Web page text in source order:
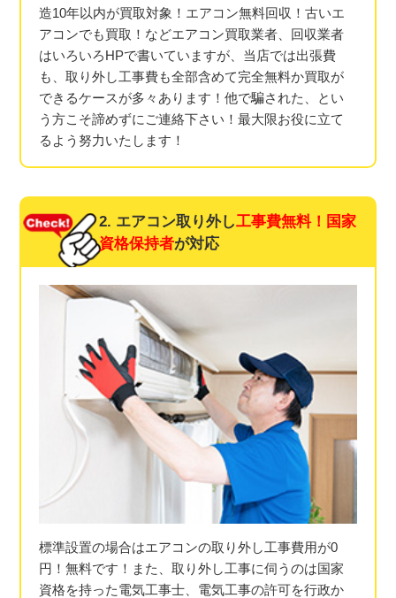
造10年以内が買取対象！エアコン無料回収！古いエ
アコンでも買取！などエアコン買取業者、回収業者
はいろいろHPで書いていますが、当店では出張費
も、取り外し工事費も全部含めて完全無料か買取が
できるケースが多々あります！他で騙された、とい
う方こそ諦めずにご連絡下さい！最大限お役に立て
るよう努力いたします！
2. エアコン取り外し工事費無料！ 国家
資格保持者が対応
標準設置の場合はエアコンの取り外し工事費用が0
円！無料です！また、取り外し工事に伺うのは国家
資格を持った電気工事士、電気工事の許可を行政か